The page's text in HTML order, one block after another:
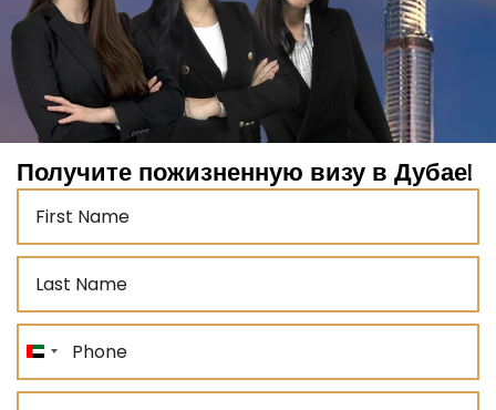
Получите пожизненную визу в Дубае!
United
Emirates